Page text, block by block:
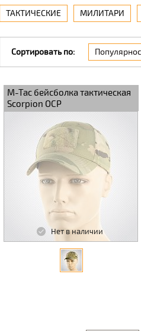
ТАКТИЧЕСКИЕ МИЛИТАРИ
Сортировать по:
M-Tac бейсболка тактическая
Scorpion OCP
Нет в наличии